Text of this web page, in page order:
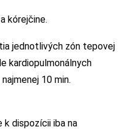
kórejčine.
jednotlivých zón tepovej
kardiopulmonálnych
10 min.
k dispozícii iba na